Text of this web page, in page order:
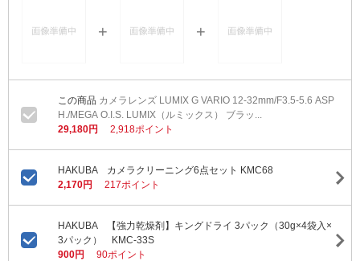
カメラレンズ LUMIX G VARIO 12-32mm/F3.5-5.6 ASP
H./MEGA O.I.S. LUMIX（ルミックス） ブラッ...
29,180円
2,918ポイント
HAKUBA カメラクリーニング6点セット KMC68
2,170円
217ポイント
HAKUBA 【強力乾燥剤】キングドライ 3パック（30g×4袋入×
3パック） KMC-33S
900円
90ポイント